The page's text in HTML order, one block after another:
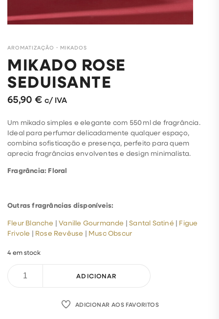
AROMATIZAÇÃO ・ MIKADOS
MIKADO ROSE
SEDUISANTE
65,90 € c/ IVA
Um mikado simples e elegante com 550 ml de fragrância.
Ideal para perfumar delicadamente qualquer espaço,
combina sofisticação e presença, perfeito para quem
aprecia fragrâncias envolventes e design minimalista.
Fragrância: Floral
Outras fragrâncias disponíveis:
Fleur Blanche |Vanille Gourmande |Santal Satiné | Figue
Frivole | Rose Revêuse | Musc Obscur
4 em stock
ADICIONAR
ADICIONAR AOS FAVORITOS